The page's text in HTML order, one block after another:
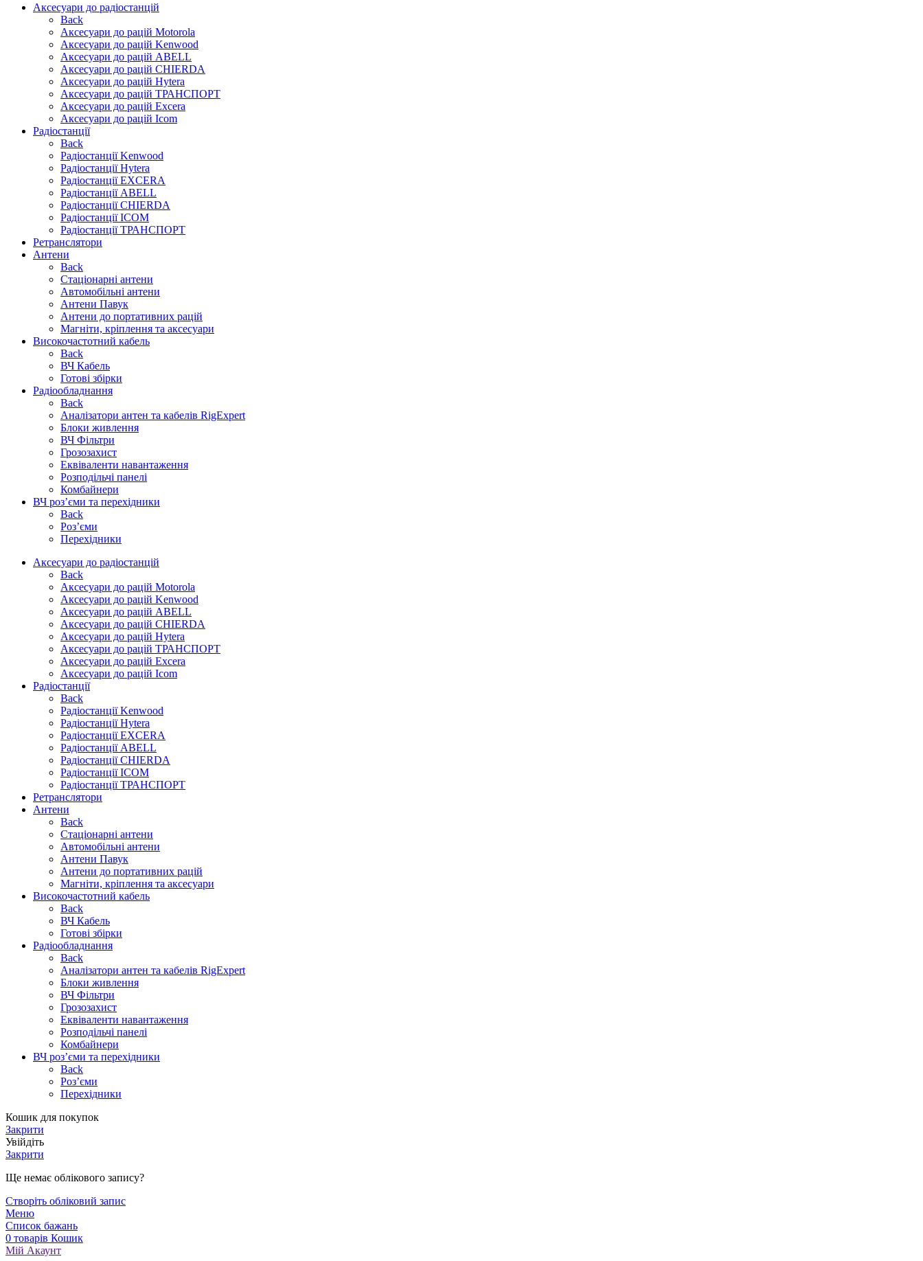
Аксесуари до радіостанцій
Back
Аксесуари до рацій Motorola
Аксесуари до рацій Kenwood
Аксесуари до рацій ABELL
Аксесуари до рацій CHIERDA
Аксесуари до рацій Hytera
Аксесуари до рацій ТРАНСПОРТ
Аксесуари до рацій Excera
Аксесуари до рацій Icom
Радіостанції
Back
Радіостанції Kenwood
Радіостанції Hytera
Радіостанції EXCERA
Радіостанції ABELL
Радіостанції CHIERDA
Радіостанції ICOM
Радіостанції ТРАНСПОРТ
Ретранслятори
Антени
Back
Стаціонарні антени
Автомобільні антени
Антени Павук
Антени до портативних рацій
Магніти, кріплення та аксесуари
Високочастотний кабель
Back
ВЧ Кабель
Готові збірки
Радіообладнання
Back
Аналізатори антен та кабелів RigExpert
Блоки живлення
ВЧ Фільтри
Грозозахист
Еквіваленти навантаження
Розподільчі панелі
Комбайнери
ВЧ роз’єми та перехідники
Back
Роз’єми
Перехідники
Аксесуари до радіостанцій
Back
Аксесуари до рацій Motorola
Аксесуари до рацій Kenwood
Аксесуари до рацій ABELL
Аксесуари до рацій CHIERDA
Аксесуари до рацій Hytera
Аксесуари до рацій ТРАНСПОРТ
Аксесуари до рацій Excera
Аксесуари до рацій Icom
Радіостанції
Back
Радіостанції Kenwood
Радіостанції Hytera
Радіостанції EXCERA
Радіостанції ABELL
Радіостанції CHIERDA
Радіостанції ICOM
Радіостанції ТРАНСПОРТ
Ретранслятори
Антени
Back
Стаціонарні антени
Автомобільні антени
Антени Павук
Антени до портативних рацій
Магніти, кріплення та аксесуари
Високочастотний кабель
Back
ВЧ Кабель
Готові збірки
Радіообладнання
Back
Аналізатори антен та кабелів RigExpert
Блоки живлення
ВЧ Фільтри
Грозозахист
Еквіваленти навантаження
Розподільчі панелі
Комбайнери
ВЧ роз’єми та перехідники
Back
Роз’єми
Перехідники
Кошик для покупок
Закрити
Увійдіть
Закрити
Ще немає облікового запису?
Створіть обліковий запис
Меню
Список бажань
0 товарів Кошик
Мій Акаунт